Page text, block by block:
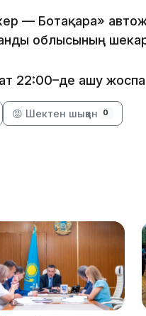
— Ботақара»
облысының
22:00–де ашу
😡 Шектен шыққан 0